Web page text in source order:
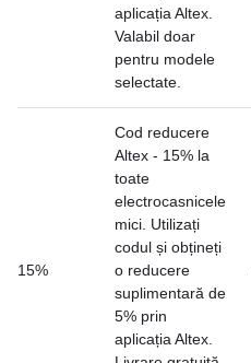
aplicația Altex.
Valabil doar
pentru modele
selectate.
15%
Cod reducere
Altex - 15% la
toate
electrocasnicele
mici. Utilizați
codul și obțineți
o reducere
suplimentară de
5% prin
aplicația Altex.